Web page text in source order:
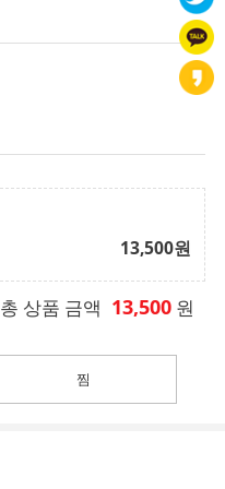
13,500원
총 상품 금액 13,500 원
찜